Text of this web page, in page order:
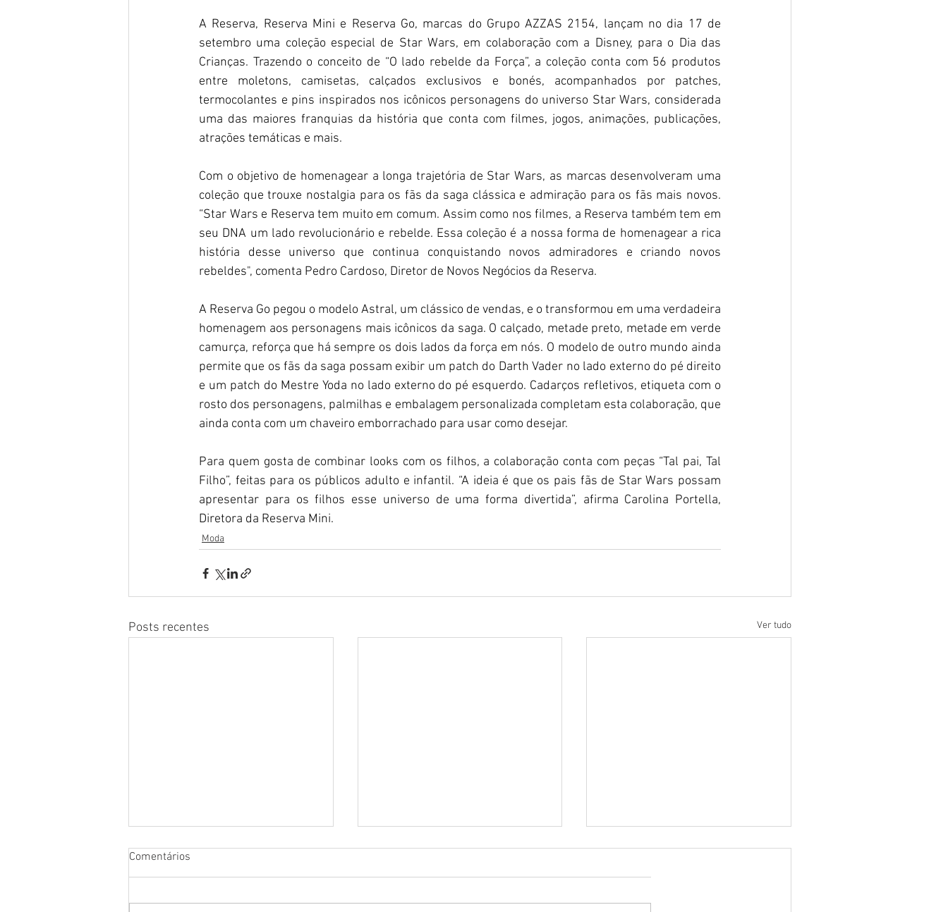
A Reserva, Reserva Mini e Reserva Go, marcas do Grupo AZZAS 2154, lançam no dia 17 de
setembro uma coleção especial de Star Wars, em colaboração com a Disney, para o Dia das
Crianças. Trazendo o conceito de “O lado rebelde da Força”, a coleção conta com 56 produtos
entre moletons, camisetas, calçados exclusivos e bonés, acompanhados por patches,
termocolantes e pins inspirados nos icônicos personagens do universo Star Wars, considerada
uma das maiores franquias da história que conta com filmes, jogos, animações, publicações,
atrações temáticas e mais.
Com o objetivo de homenagear a longa trajetória de Star Wars, as marcas desenvolveram uma
coleção que trouxe nostalgia para os fãs da saga clássica e admiração para os fãs mais novos.
“Star Wars e Reserva tem muito em comum. Assim como nos filmes, a Reserva também tem em
seu DNA um lado revolucionário e rebelde. Essa coleção é a nossa forma de homenagear a rica
história desse universo que continua conquistando novos admiradores e criando novos
rebeldes", comenta Pedro Cardoso, Diretor de Novos Negócios da Reserva.
A Reserva Go pegou o modelo Astral, um clássico de vendas, e o transformou em uma verdadeira
homenagem aos personagens mais icônicos da saga. O calçado, metade preto, metade em verde
camurça, reforça que há sempre os dois lados da força em nós. O modelo de outro mundo ainda
permite que os fãs da saga possam exibir um patch do Darth Vader no lado externo do pé direito
e um patch do Mestre Yoda no lado externo do pé esquerdo. Cadarços refletivos, etiqueta com o
rosto dos personagens, palmilhas e embalagem personalizada completam esta colaboração, que
ainda conta com um chaveiro emborrachado para usar como desejar.
Para quem gosta de combinar looks com os filhos, a colaboração conta com peças “Tal pai, Tal
Filho”, feitas para os públicos adulto e infantil. “A ideia é que os pais fãs de Star Wars possam
apresentar para os filhos esse universo de uma forma divertida”, afirma Carolina Portella,
Diretora da Reserva Mini.
Moda
Posts recentes Ver tudo
Comentários